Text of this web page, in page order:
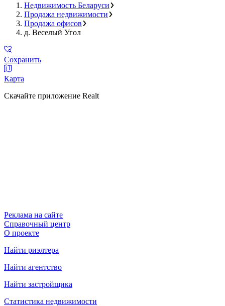
Недвижимость Беларуси
Продажа недвижимости
Продажа офисов
д. Веселый Угол
Сохранить
Карта
Скачайте приложение Realt
Реклама на сайте
Справочный центр
О проекте
Найти риэлтера
Найти агентство
Найти застройщика
Статистика недвижимости